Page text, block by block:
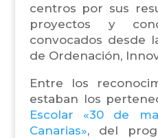
centros por sus
proyectos y
convocados desde
de Ordenación,
Entre los
estaban los
Escolar «30 de
Canarias», del